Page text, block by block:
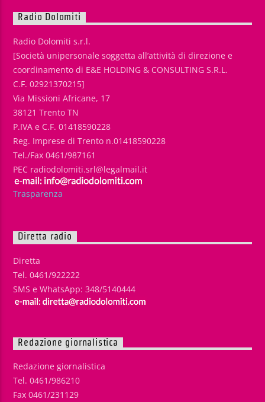
Radio Dolomiti
Radio Dolomiti s.r.l.
[Società unipersonale soggetta all’attività di direzione e
coordinamento di E&E HOLDING & CONSULTING S.R.L.
C.F. 02921370215]
Via Missioni Africane, 17
38121 Trento TN
P.IVA e C.F. 01418590228
Reg. Imprese di Trento n.01418590228
Tel./Fax 0461/987161
PEC radiodolomiti.srl@legalmail.it
Trasparenza
Diretta radio
Diretta
Tel. 0461/922222
SMS e WhatsApp: 348/5140444
Redazione giornalistica
Redazione giornalistica
Tel. 0461/986210
Fax 0461/231129